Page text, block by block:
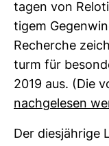
tagen von
tigem
Recherche
turm für
2019 aus. (Die
nach­ge­lesen
Der dies­jäh­rige